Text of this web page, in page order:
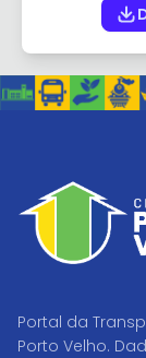
Portal da
Porto Velho.